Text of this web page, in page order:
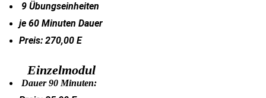
9 Übungseinheiten
je 60 Minuten Dauer
Preis: 270,00 E
Einzelmodul
Dauer 90 Minuten: